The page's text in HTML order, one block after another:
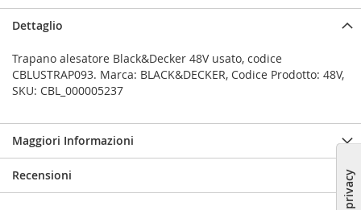
Dettaglio
Trapano alesatore Black&Decker 48V usato, codice
CBLUSTRAP093. Marca: BLACK&DECKER, Codice Prodotto: 48V,
SKU: CBL_000005237
Maggiori Informazioni
Recensioni